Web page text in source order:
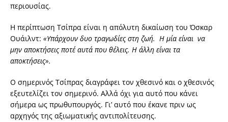
περιουσίας.
Η περίπτωση Τσίπρα είναι η απόλυτη δικαίωση του Όσκαρ
Ουάιλντ: «Υπάρχουν δυο τραγωδίες στη ζωή. Η μία είναι να
μην αποκτήσεις ποτέ αυτά που θέλεις. Η άλλη είναι τα
αποκτήσεις».
Ο σημερινός Τσίπρας διαγράφει τον χθεσινό και ο χθεσινός
εξευτελίζει τον σημερινό. Αλλά όχι για αυτό που κάνει
σήμερα ως πρωθυπουργός. Γι’ αυτό που έκανε πριν ως
αρχηγός της αξιωματικής αντιπολίτευσης.